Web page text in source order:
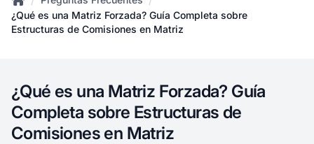
Home
¿Qué es una Matriz Forzada? Guía Completa sobre
Estructuras de Comisiones en Matriz
¿Qué es una Matriz Forzada? Guía
Completa sobre Estructuras de
Comisiones en Matriz